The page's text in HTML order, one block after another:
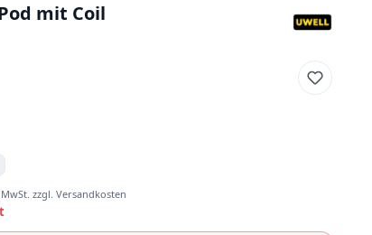
mit Coil
Bewertung von 5 von 5 Sternen
zzgl. Versandkosten